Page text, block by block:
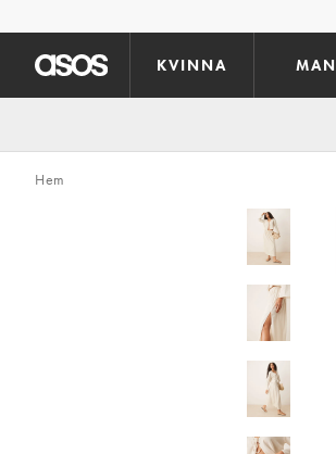
KVINNA MAN
Hem